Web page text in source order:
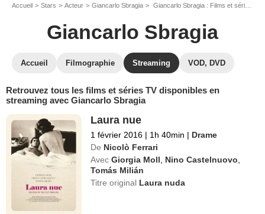
Accueil Stars Acteur Giancarlo Sbragia Giancarlo Sbragia : Films et séries online
Giancarlo Sbragia
Accueil Filmographie Streaming VOD, DVD
Retrouvez tous les films et séries TV disponibles en
streaming avec Giancarlo Sbragia
Laura nue
1 février 2016 | 1h 40min | Drame
De Nicolò Ferrari
Avec Giorgia Moll Nino Castelnuovo
Tomás Milián
Titre original Laura nuda